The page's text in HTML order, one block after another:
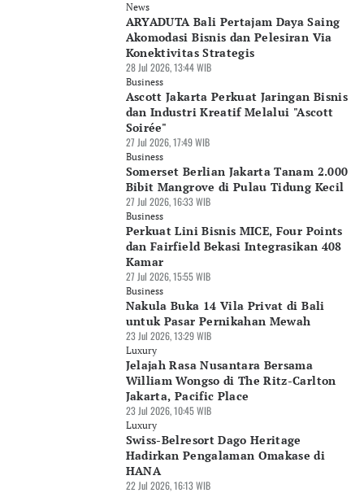
News
ARYADUTA Bali Pertajam Daya Saing
Akomodasi Bisnis dan Pelesiran Via
Konektivitas Strategis
28 Jul 2026, 13:44 WIB
Business
Ascott Jakarta Perkuat Jaringan Bisnis
dan Industri Kreatif Melalui "Ascott
Soirée"
27 Jul 2026, 17:49 WIB
Business
Somerset Berlian Jakarta Tanam 2.000
Bibit Mangrove di Pulau Tidung Kecil
27 Jul 2026, 16:33 WIB
Business
Perkuat Lini Bisnis MICE, Four Points
dan Fairfield Bekasi Integrasikan 408
Kamar
27 Jul 2026, 15:55 WIB
Business
Nakula Buka 14 Vila Privat di Bali
untuk Pasar Pernikahan Mewah
23 Jul 2026, 13:29 WIB
Luxury
Jelajah Rasa Nusantara Bersama
William Wongso di The Ritz-Carlton
Jakarta, Pacific Place
23 Jul 2026, 10:45 WIB
Luxury
Swiss-Belresort Dago Heritage
Hadirkan Pengalaman Omakase di
HANA
22 Jul 2026, 16:13 WIB